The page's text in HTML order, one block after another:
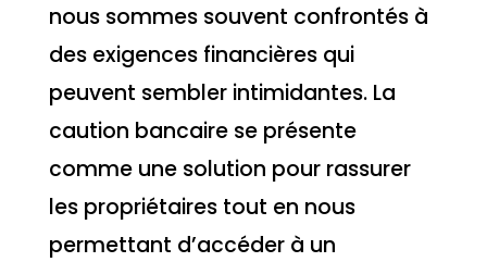
nous sommes souvent confrontés à
des exigences financières qui
peuvent sembler intimidantes. La
caution bancaire se présente
comme une solution pour rassurer
les propriétaires tout en nous
permettant d’accéder à un